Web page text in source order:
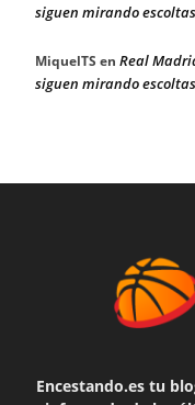
siguen mirando
MiquelTS en Real
siguen mirando
Encestando.es tu